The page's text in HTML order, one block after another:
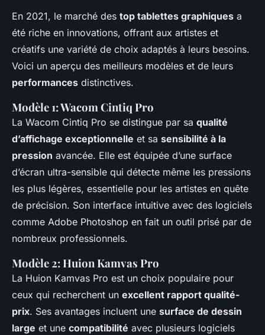
En 2021, le marché des top tablettes graphiques a
été riche en innovations, offrant aux artistes et
créatifs une variété de choix adaptés à leurs besoins.
Voici un aperçu des meilleurs modèles et de leurs
performances distinctives.
Modèle 1: Wacom Cintiq Pro
La Wacom Cintiq Pro se distingue par sa qualité
d’affichage exceptionnelle et sa sensibilité à la
pression avancée. Elle est équipée d’une surface
d’écran ultra-sensible qui détecte même les pressions
les plus légères, essentielle pour les artistes en quête
de précision. Son interface intuitive avec des logiciels
comme Adobe Photoshop en fait un outil prisé par de
nombreux professionnels.
Modèle 2: Huion Kamvas Pro
La Huion Kamvas Pro est un choix populaire pour
ceux qui recherchent un excellent rapport qualité-
prix. Ses avantages incluent une surface de dessin
large et une compatibilité avec plusieurs logiciels